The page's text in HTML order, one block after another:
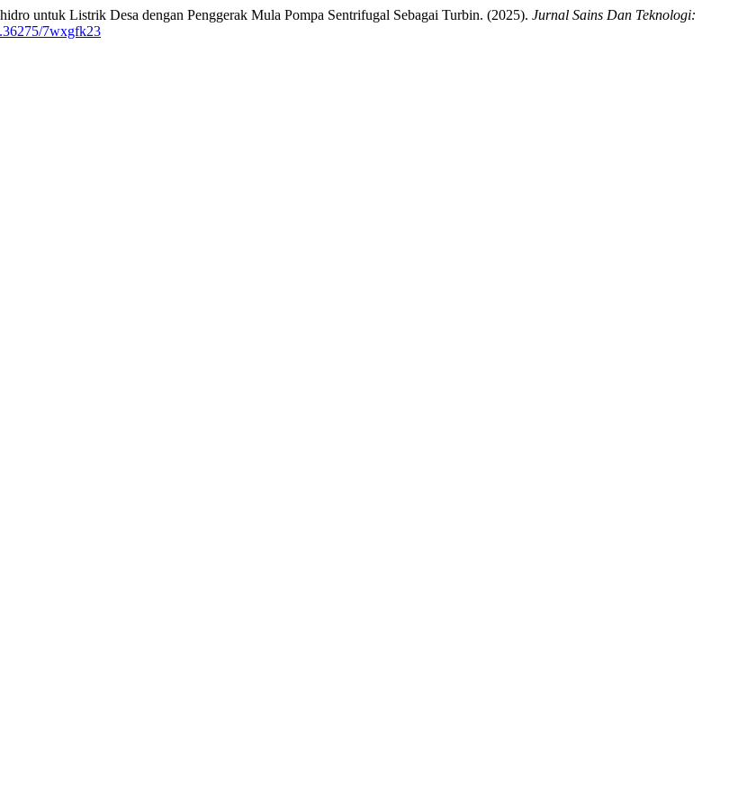
untuk Listrik Desa dengan Penggerak Mula Pompa Sentrifugal Sebagai Turbin. (2025). Jurnal Sains Dan Teknologi:
7wxgfk23